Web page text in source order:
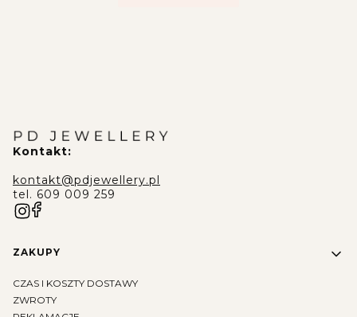
Kontakt:
kontakt@pdjewellery.pl
tel. 609 009 259
Linki w stopce
ZAKUPY
CZAS I KOSZTY DOSTAWY
ZWROTY